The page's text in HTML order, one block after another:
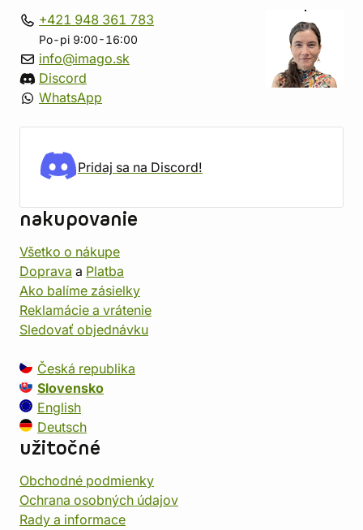
+421 948 361 783
Po-pi 9:00-16:00
info@imago.sk
Discord
WhatsApp
Pridaj sa na Discord!
nakupovanie
Všetko o nákupe
Doprava a Platba
Ako balíme zásielky
Reklamácie a vrátenie
Sledovať objednávku
Česká republika
Slovensko
English
Deutsch
užitočné
Obchodné podmienky
Ochrana osobných údajov
Rady a informace